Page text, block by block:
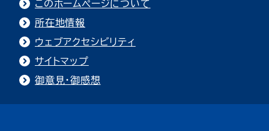
このホームページについて
所在地情報
ウェブアクセシビリティ
サイトマップ
御意見・御感想